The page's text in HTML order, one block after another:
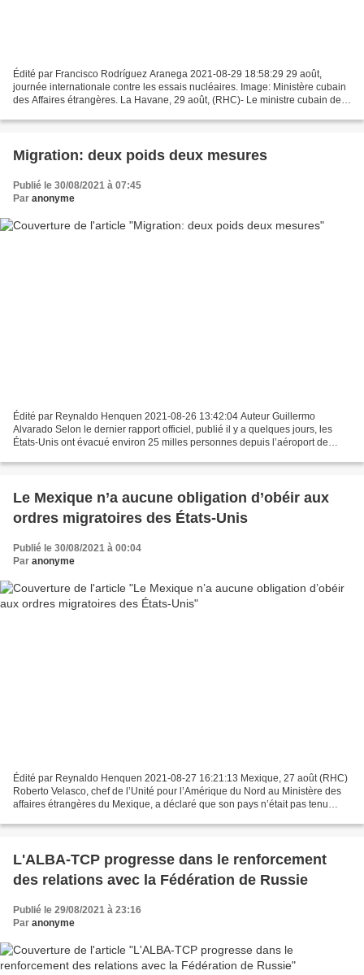
Édité par Francisco Rodríguez Aranega 2021-08-29 18:58:29 29 août,
journée internationale contre les essais nucléaires. Image: Ministère cubain
des Affaires étrangères. La Havane, 29 août, (RHC)- Le ministre cubain des
Migration: deux poids deux mesures
Publié le 30/08/2021 à 07:45
Par anonyme
Édité par Reynaldo Henquen 2021-08-26 13:42:04 Auteur Guillermo
Alvarado Selon le dernier rapport officiel, publié il y a quelques jours, les
États-Unis ont évacué environ 25 milles personnes depuis l’aéroport de
Le Mexique n’a aucune obligation d’obéir aux
ordres migratoires des États-Unis
Publié le 30/08/2021 à 00:04
Par anonyme
Édité par Reynaldo Henquen 2021-08-27 16:21:13 Mexique, 27 août (RHC)
Roberto Velasco, chef de l’Unité pour l’Amérique du Nord au Ministère des
affaires étrangères du Mexique, a déclaré que son pays n’était pas tenu
L'ALBA-TCP progresse dans le renforcement
des relations avec la Fédération de Russie
Publié le 29/08/2021 à 23:16
Par anonyme